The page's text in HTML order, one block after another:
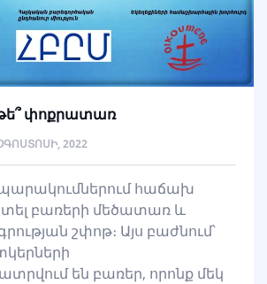
փոքրատառ
2022
հաճախ
բառերի մեծատառ և
շփոթ։ Այս բաժնում՝
են բառեր, որոնք մեկ